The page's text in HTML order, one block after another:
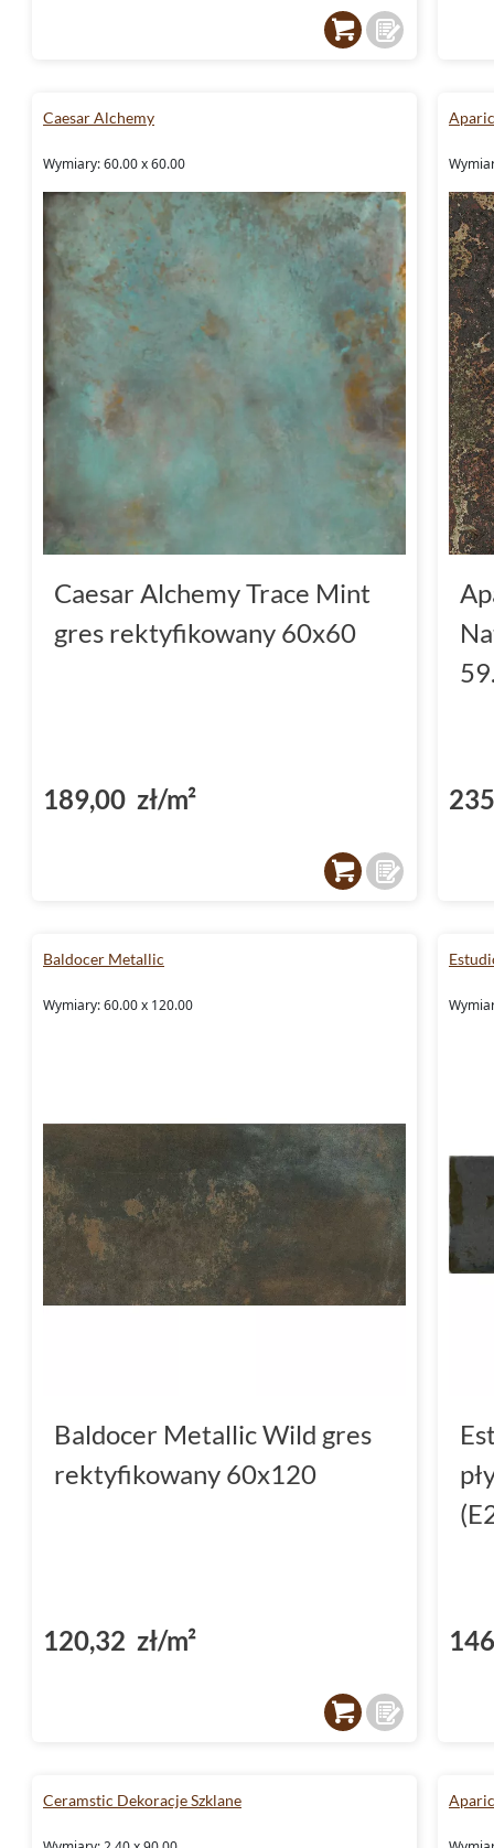
Caesar Alchemy
Wymiary: 60.00 x 60.00
Caesar Alchemy Trace Mint
gres rektyfikowany 60x60
189,00 zł/m²
Baldocer Metallic
Wymiary: 60.00 x 120.00
Baldocer Metallic Wild gres
rektyfikowany 60x120
120,32 zł/m²
Ceramstic Dekoracje Szklane